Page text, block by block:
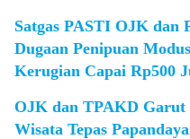
Satgas PASTI OJK dan
Dugaan Penipuan
Kerugian Capai Rp500
OJK dan TPAKD
Wisata Tepas